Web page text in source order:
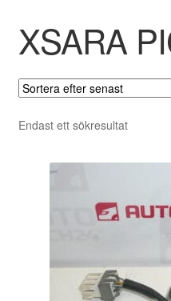
Klagomål
Kolla upp
Reklamationsprocedur
XSARA
Endast ett sökresultat